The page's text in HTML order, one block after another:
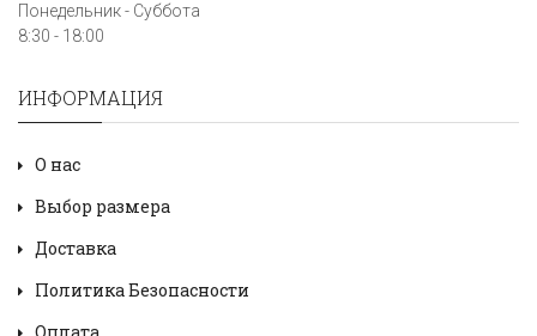
Понедельник - Суббота
8:30 - 18:00
ИНФОРМАЦИЯ
О нас
Выбор размера
Доставка
Политика Безопасности